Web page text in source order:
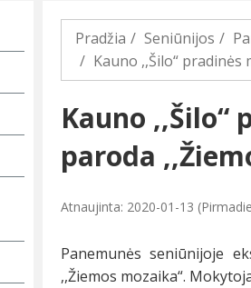
Pradžia Seniūnijos
Kauno ,,Šilo“
Kauno
paroda
Atnaujinta: 2020-01-13
Panemunės seniūnijoje
,,Žiemos mozaika“.